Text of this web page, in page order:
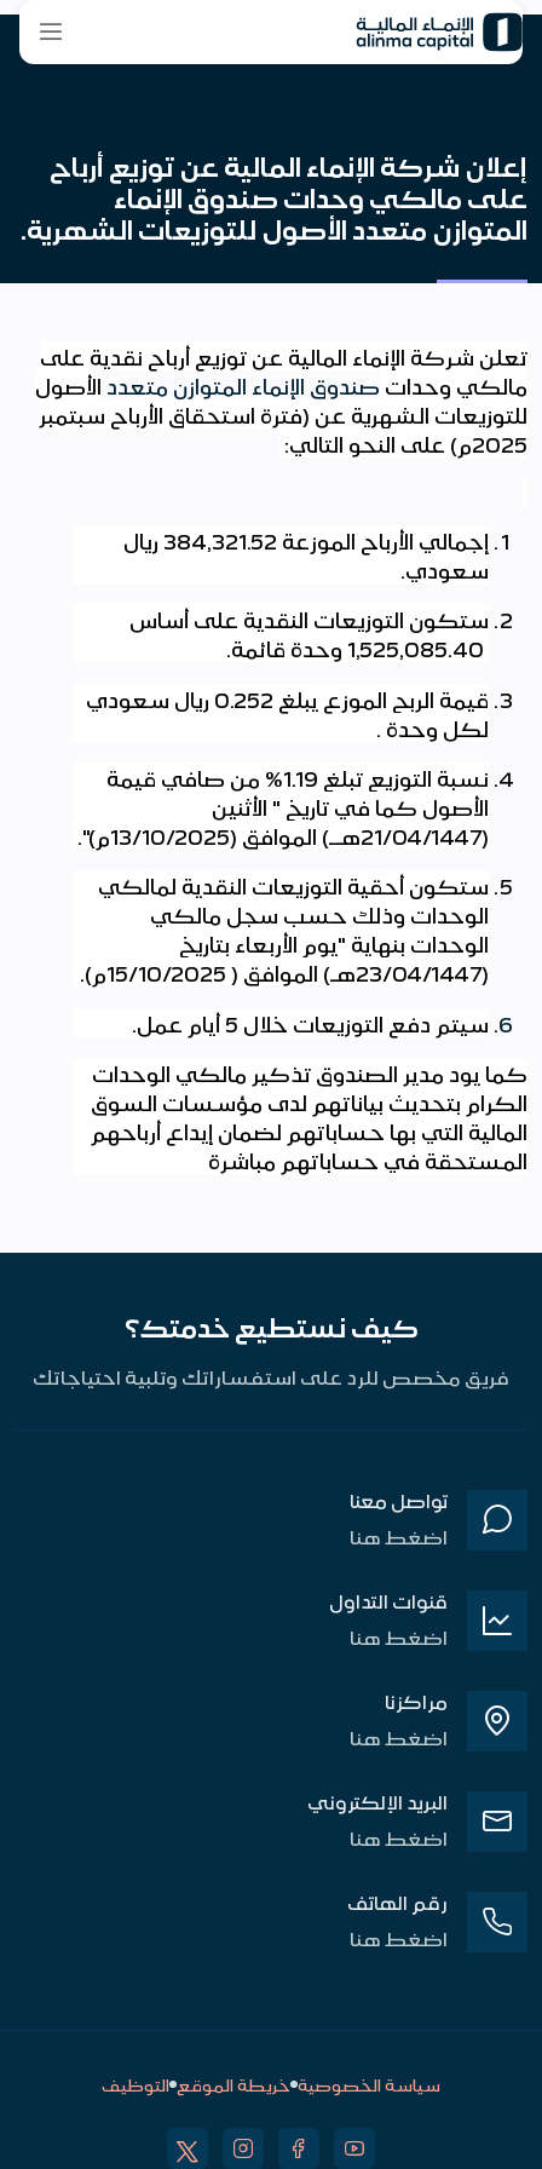
إعلان شركة الإنماء المالية عن توزيع أرباح
على مالكي وحدات صندوق الإنماء
المتوازن متعدد الأصول للتوزيعات الشهرية.
تعلن شركة الإنماء المالية عن توزيع أرباح نقدية على
مالكي وحدات صندوق الإنماء المتوازن متعدد الأصول
للتوزيعات الشهرية عن (فترة استحقاق الأرباح سبتمبر
2025م) على النحو التالي
:
إجمالي الأرباح الموزعة 384,321.52 ريال
سعودي.
ستكون التوزيعات النقدية على أساس
قيمة الربح الموزع يبلغ 0.252 ريال سعودي
لكل وحدة .
نسبة التوزيع تبلغ 1.19% من صافي قيمة
الأصول كما في تاريخ " الأثنين
(21/04/1447هــ) الموافق (13/10/2025م)".
ستكون أحقية التوزيعات النقدية لمالكي
الوحدات وذلك حسب سجل مالكي
الوحدات بنهاية "يوم الأربعاء بتاريخ
(23/04/1447هـ) الموافق ( 15/10/2025م)
.
سيتم دفع التوزيعات خلال 5 أيام عمل.
كما يود مدير الصندوق تذكير مالكي الوحدات
الكرام بتحديث بياناتهم لدى مؤسسات السوق
المالية التي بها حساباتهم لضمان إيداع أرباحهم
المستحقة في حساباتهم مباشرة
كيف نستطيع خدمتك؟
فريق مخصص للرد على استفساراتك وتلبية احتياجاتك
تواصل معنا
اضغط هنا
قنوات التداول
اضغط هنا
مراكزنا
اضغط هنا
البريد الإلكتروني
اضغط هنا
رقم الهاتف
اضغط هنا
سياسة الخصوصية خريطة الموقع التوظيف